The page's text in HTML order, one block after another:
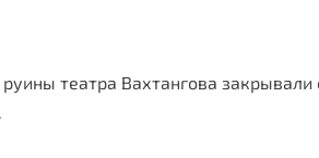
театра Вахтангова